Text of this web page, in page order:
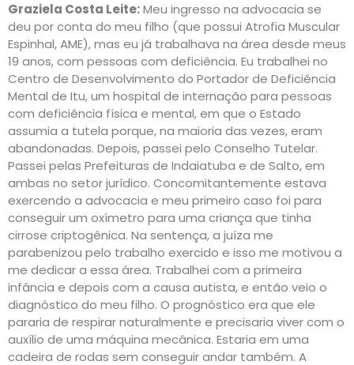
Graziela Costa Leite:Meu ingresso na advocacia se
deu por conta do meu filho (que possui Atrofia Muscular
Espinhal, AME), mas eu já trabalhava na área desde meus
19 anos, com pessoas com deficiência. Eu trabalhei no
Centro de Desenvolvimento do Portador de Deficiência
Mental de Itu, um hospital de internação para pessoas
com deficiência física e mental, em que o Estado
assumia a tutela porque, na maioria das vezes, eram
abandonadas. Depois, passei pelo Conselho Tutelar.
Passei pelas Prefeituras de Indaiatuba e de Salto, em
ambas no setor jurídico. Concomitantemente estava
exercendo a advocacia e meu primeiro caso foi para
conseguir um oxímetro para uma criança que tinha
cirrose criptogênica. Na sentença, a juíza me
parabenizou pelo trabalho exercido e isso me motivou a
me dedicar a essa área. Trabalhei com a primeira
infância e depois com a causa autista, e então veio o
diagnóstico do meu filho. O prognóstico era que ele
pararia de respirar naturalmente e precisaria viver com o
auxílio de uma máquina mecânica. Estaria em uma
cadeira de rodas sem conseguir andar também. A